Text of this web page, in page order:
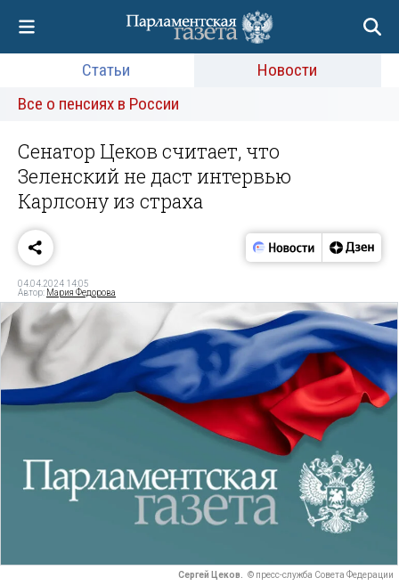
Статьи
Новости
Все о пенсиях в России
Сенатор Цеков считает, что
Зеленский не даст интервью
Карлсону из страха
04.04.2024 14:05
Автор: Мария Федорова
Сергей Цеков. © пресс-служба Совета Федерации